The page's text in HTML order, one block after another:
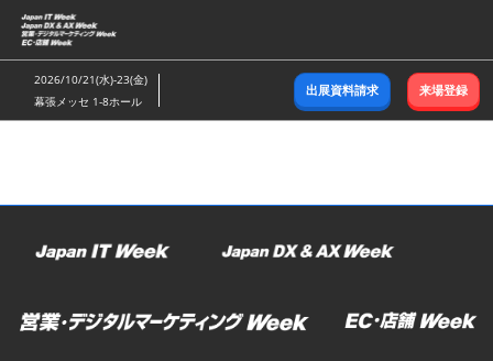
ス
キ
ッ
し
む
2026/10/21(水)-23(金)
幕張メッセ 1-8ホール
出展資料請求 来場登録